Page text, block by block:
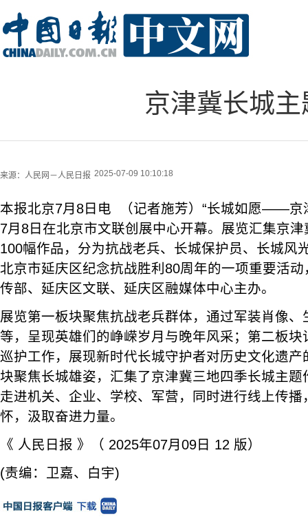
京津冀长城
来源： 人民网－人民日报 2025-07-09 10:10:18
本报北京7月8日电 （记者施芳）“长城如愿——京
7月8日在北京市文联创展中心开幕。展览汇集京
100幅作品，分为抗战老兵、长城保护员、长城风
北京市延庆区纪念抗战胜利80周年的一项重要活
传部、延庆区文联、延庆区融媒体中心主办。
展览第一板块聚焦抗战老兵群体，通过军装肖像
等，呈现英雄们的峥嵘岁月与晚年风采；第二板
巡护工作，展现新时代长城守护者对历史文化遗
块聚焦长城雄姿，汇集了京津冀三地四季长城主
走进机关、企业、学校、军营，同时进行线上传
怀，汲取奋进力量。
《 人民日报 》（ 2025年07月09日 12 版）
(责编：卫嘉、白宇)